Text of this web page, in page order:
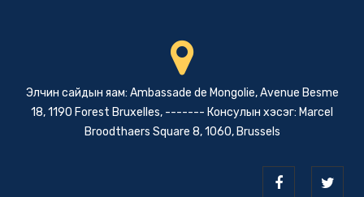
Элчин сайдын яам: Ambassade de Mongolie, Avenue Besme
18, 1190 Forest Bruxelles, ------- Консулын хэсэг: Marcel
Broodthaers Square 8, 1060, Brussels